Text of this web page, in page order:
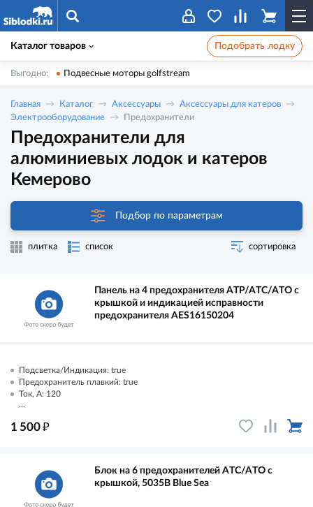
Каталог товаров Подобрать лодку
Выгодно: Подвесные моторы golfstream
Главная Каталог Аксессуары
Аксессуары для катеров
Электрооборудование
Предохранители
Предохранители для
алюминиевых лодок и катеров
Кемерово
Подбор по параметрам
плитка список сортировка
Панель на 4 предохранителя ATP/ATC/ATO с
крышкой и индикацией исправности
предохранителя AES16150204
Подсветка/Индикация: true
Предохранитель плавкий: true
Ток, А: 120
...
1 500₽
Блок на 6 предохранителей ATC/ATO с
крышкой, 5035B Blue Sea